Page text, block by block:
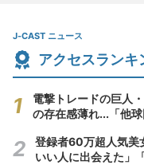
J-CAST ニュース
アクセスランキ
電撃トレードの巨人
の存在感薄れ...「他
登録者60万超人気
いい人に出会えた」